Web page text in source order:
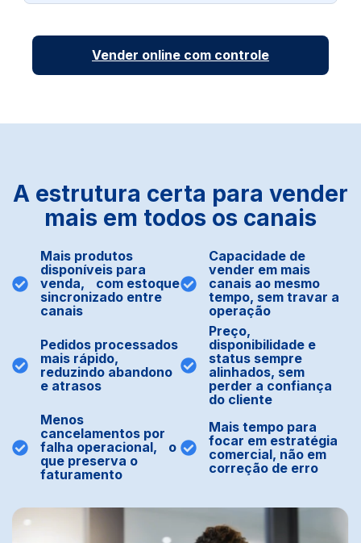
Vender online com controle
A estrutura certa para vender
mais em todos os canais
Mais produtos
disponíveis para
venda, com estoque
sincronizado entre
canais
Capacidade de
vender em mais
canais ao mesmo
tempo, sem travar a
operação
Pedidos processados
mais rápido,
reduzindo abandono
e atrasos
Preço,
disponibilidade e
status sempre
alinhados, sem
perder a confiança
do cliente
Menos
cancelamentos por
falha operacional, o
que preserva o
faturamento
Mais tempo para
focar em estratégia
comercial, não em
correção de erro